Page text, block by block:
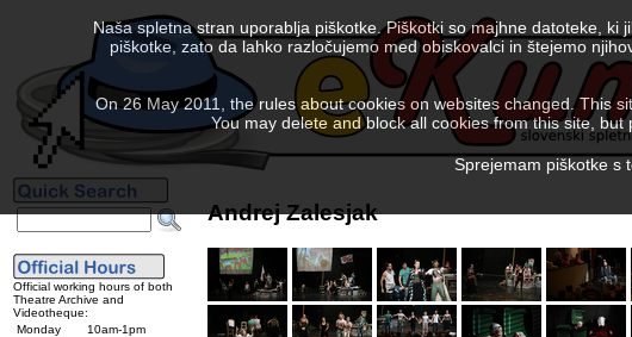
Official working hours of both
Theatre Archive and
Videotheque:
Monday
10am-1pm
Andrej Zalesjak
Naša spletna stran uporablja piškotke. Piškotki so majhne datoteke,
piškotke, zato da lahko razločujemo med obiskovalci in štejemo
On 26 May 2011, the rules about cookies on websites changed. This
You may delete and block all cookies from this site,
Sprejemam piškotke s